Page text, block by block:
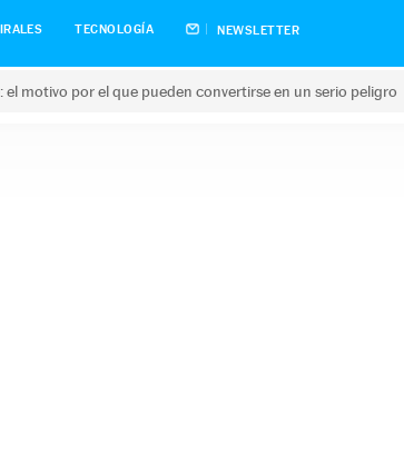
TECNOLOGÍA NEWSLETTER
el motivo por el que pueden convertirse en un serio peligro